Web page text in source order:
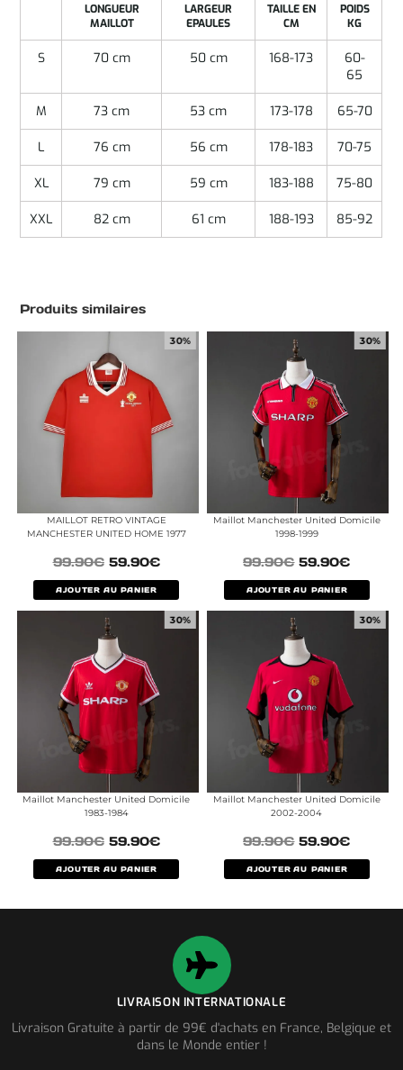
LONGUEUR
MAILLOT
LARGEUR
EPAULES
TAILLE EN
CM
POIDS
KG
S 70 cm 50 cm 168-173
60-
65
M 73 cm 53 cm 173-178 65-70
L 76 cm 56 cm 178-183 70-75
XL 79 cm 59 cm 183-188 75-80
XXL 82 cm 61 cm 188-193 85-92
Produits similaires
30%
MAILLOT RETRO VINTAGE
MANCHESTER UNITED HOME 1977
99.90€ 59.90€
AJOUTER AU PANIER
30%
Maillot Manchester United Domicile
1998-1999
99.90€ 59.90€
AJOUTER AU PANIER
30%
Maillot Manchester United Domicile
1983-1984
99.90€ 59.90€
AJOUTER AU PANIER
30%
Maillot Manchester United Domicile
2002-2004
99.90€ 59.90€
AJOUTER AU PANIER
LIVRAISON INTERNATIONALE
Livraison Gratuite à partir de 99€ d'achats en France, Belgique et
dans le Monde entier !